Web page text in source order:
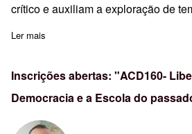
crítico e auxiliam a exploração de
Ler mais
Inscrições abertas: "ACD160-
Democracia e a Escola do